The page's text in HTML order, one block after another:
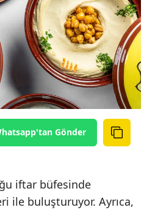
Gönder
iftar büfesinde
ile buluşturuyor. Ayrıca,